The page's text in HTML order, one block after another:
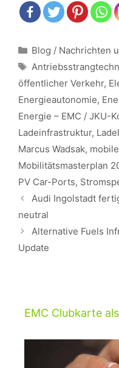
Kategorien
Blog / Nachrichten
Schlagwörter
öffentlicher Verkehr,
Energieautonomie,
Energie – EMC / JKU-
Ladeinfrastruktur,
Marcus Wadsak,
Mobilitätsmasterplan
PV Car-Ports,
Beitrags-
Navigation
Audi Ingolstadt
neutral
Alternative Fuels
Update
EMC Clubkarte